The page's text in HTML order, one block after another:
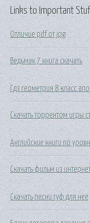
Links to Important
Отличие pdf от jpg
Ведьмак 7 книга скачать
Гдз геометрия 8 класс
Скачать торрентом игры
Английские книги по
Скачать фильм из
Скачать песни гуф для нее